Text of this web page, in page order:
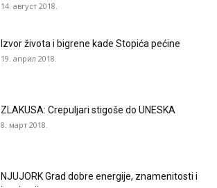
14. август 2018.
Izvor života i bigrene kade Stopića pećine
19. април 2018.
ZLAKUSA: Crepuljari stigoše do UNESKA
8. март 2018.
NJUJORK Grad dobre energije, znamenitosti i